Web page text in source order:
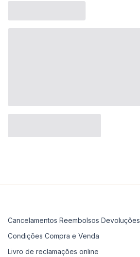
Cancelamentos Reembolsos Devoluções
Condições Compra e Venda
Livro de reclamações online